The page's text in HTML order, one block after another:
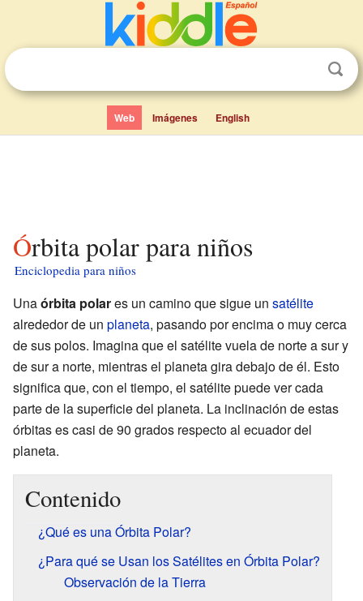
Web Imágenes English
Órbita polar para niños
Enciclopedia para niños
Unaórbita polares un camino que sigue un satélite
alrededor de un planeta, pasando por encima o muy cerca
de sus polos. Imagina que el satélite vuela de norte a sur y
de sur a norte, mientras el planeta gira debajo de él. Esto
significa que, con el tiempo, el satélite puede ver cada
parte de la superficie del planeta. La inclinación de estas
órbitas es casi de 90 grados respecto al ecuador del
planeta.
Contenido
¿Qué es una Órbita Polar?
¿Para qué se Usan los Satélites en Órbita Polar?
Observación de la Tierra